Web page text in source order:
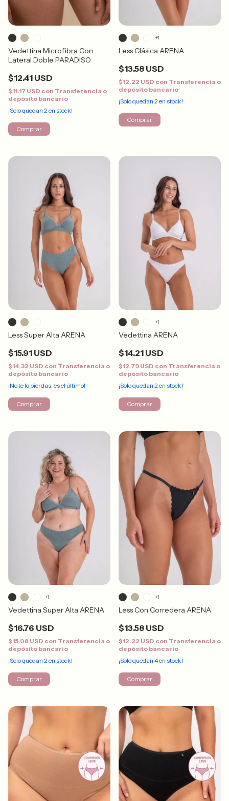
Vedettina Microfibra Con
Lateral Doble PARADISO
$12.41 USD
$11.17 USD con Transferencia o
depósito bancario
¡Solo quedan 2en stock!
Comprar
Less Clásica ARENA
$13.58 USD
$12.22 USD con Transferencia o
depósito bancario
¡Solo quedan 2 en stock!
+1
Comprar
Less Super Alta ARENA
$15.91 USD
$14.32 USD con Transferencia o
depósito bancario
¡No te lo pierdas, es el último!
Comprar
Vedettina ARENA
$14.21 USD
$12.79 USD con Transferencia o
depósito bancario
¡Solo quedan 2en stock!
+1
Comprar
Vedettina Super Alta ARENA
$16.76 USD
$15.08 USD con Transferencia o
depósito bancario
¡Solo quedan 2en stock!
+1
Comprar
Less Con Corredera ARENA
$13.58 USD
$12.22 USD con Transferencia o
depósito bancario
¡Solo quedan 4en stock!
+1
Comprar